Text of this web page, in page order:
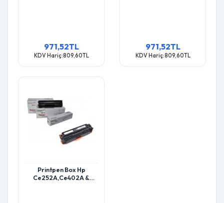
971,52TL
KDV Hariç:809,60TL
971,52TL
KDV Hariç:809,60TL
Printpen Box Hp
Ce252A,Ce402A &